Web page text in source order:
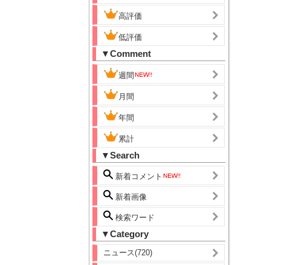
高評価
低評価
▼Comment
週間
月間
年間
累計
▼Search
新着コメント
新着画像
検索ワード
▼Category
ニュース(720)